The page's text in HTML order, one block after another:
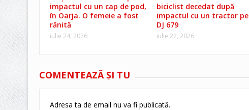
impactul cu un cap de pod,
în Oarja. O femeie a fost
rănită
iulie 24, 2026
biciclist decedat după
impactul cu un tractor pe
DJ 679
iulie 22, 2026
COMENTEAZĂ ŞI TU
Adresa ta de email nu va fi publicată.